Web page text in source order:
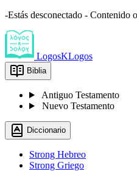
-Estás desconectado - Contenido
LogosKLogos
Biblia
Antiguo Testamento
Nuevo Testamento
Diccionario
Strong Hebreo
Strong Griego